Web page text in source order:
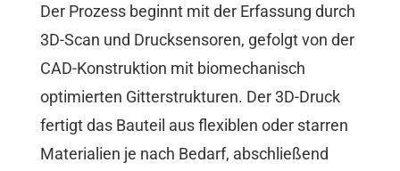
Der Prozess beginnt mit der Erfassung durch
3D-Scan und Drucksensoren, gefolgt von der
CAD-Konstruktion mit biomechanisch
optimierten Gitterstrukturen. Der 3D-Druck
fertigt das Bauteil aus flexiblen oder starren
Materialien je nach Bedarf, abschließend